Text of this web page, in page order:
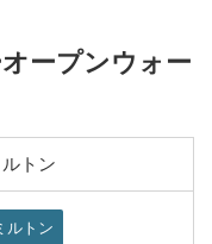
ープンウォー
トン
ルトン